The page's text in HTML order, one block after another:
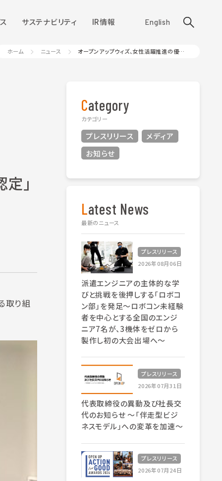
サステナビリティ IR情報 English
ホーム ニュース オープンアップウィズ、女性活躍推進の優良企業として「えるぼし認定」取得
」
取り組
Category
カテゴリー
プレスリリース
メディア
お知らせ
Latest News
最新のニュース
プレスリリース
2026年08月06日
派遣エンジニアの主体的な学
びと挑戦を後押しする「ロボコ
ン部」を発足～ロボコン未経験
者を中心とする全国のエンジ
ニア7名が、3機体をゼロから
製作し初の大会出場へ～
プレスリリース
2026年07月31日
代表取締役の異動及び社長交
代のお知らせ 〜「伴走型ビジ
ネスモデル」への変革を加速〜
プレスリリース
2026年07月24日